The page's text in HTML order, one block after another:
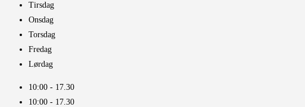
Tirsdag
Onsdag
Torsdag
Fredag
Lørdag
10:00 - 17.30​
10:00 - 17.30​